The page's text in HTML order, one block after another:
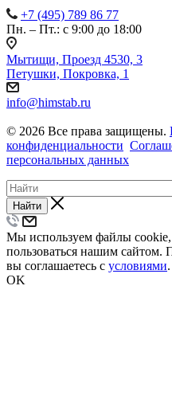
+7 (495) 789 86 77
Пн. – Пт.: с 9:00 до 18:00
Мытищи, Проезд 4530, 3
Петушки, Покровка, 1
info@himstab.ru
© 2026 Все права защищены.
конфиденциальности
персональных данных
Найти
Мы используем файлы
пользоваться нашим сайтом.
вы соглашаетесь с условиями.
OK